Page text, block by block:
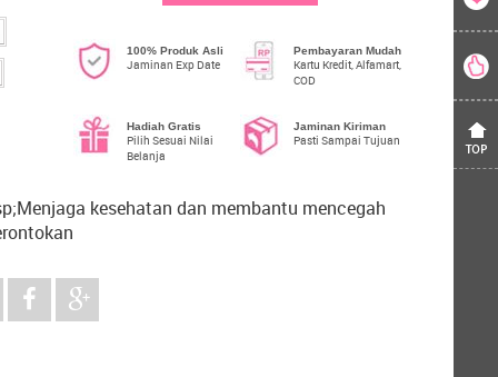
100% Produk Asli
Jaminan Exp Date
Pembayaran Mudah
Kartu Kredit, Alfamart,
COD
Hadiah Gratis
Pilih Sesuai Nilai
Belanja
Jaminan Kiriman
Pasti Sampai Tujuan
kesehatan dan membantu mencegah